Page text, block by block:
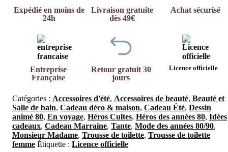
Expédié en moins de
24h
Livraison gratuite
dès 49€
Achat sécurisé
Entreprise
Française
Retour gratuit 30
jours
Licence officielle
Catégories : Accessoires d'été, Accessoires de beauté, Beauté et
Salle de bain, Cadeau déco & maison, Cadeau Été, Dessin
animé 80, En voyage, Héros Cultes, Héros des années 80, Idées
cadeaux, Cadeau Marraine, Tante, Mode des années 80/90,
Monsieur Madame, Trousse de toilette, Trousse de toilette
femme Étiquette : Licence officielle